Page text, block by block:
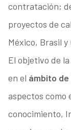
contratación;
proyectos de
México, Brasil y
El objetivo de
en el ámbito
aspectos como
conocimiento,